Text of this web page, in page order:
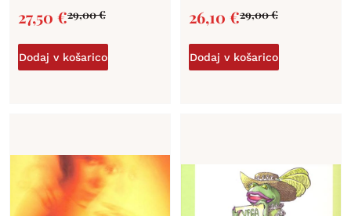
29,00€
27,50 €
Dodaj v košarico
29,00€
26,10 €
Dodaj v košarico